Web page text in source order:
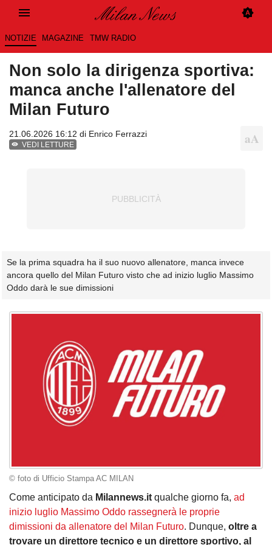
NOTIZIE MAGAZINE TMW RADIO
Non solo la dirigenza sportiva:
manca anche l'allenatore del
Milan Futuro
21.06.2026 16:12 di Enrico Ferrazzi
VEDI LETTURE
Se la prima squadra ha il suo nuovo allenatore, manca invece
ancora quello del Milan Futuro visto che ad inizio luglio Massimo
Oddo darà le sue dimissioni
© foto di Ufficio Stampa AC MILAN
Come anticipato da Milannews.it qualche giorno fa, ad
inizio luglio Massimo Oddo rassegnerà le proprie
dimissioni da allenatore del Milan Futuro. Dunque, oltre a
trovare un direttore tecnico e un direttore sportivo, al